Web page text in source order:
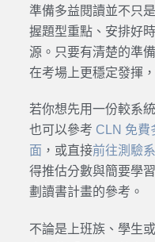
準備多益閱讀並不只
握題型重點、安排好
源。只要有清楚的準
在考場上更穩定發揮
若你想先用一份較系
也可以參考 CLN 免費
面 ，或直接前往測驗
得推估分數與簡要學
劃讀書計畫的參考。
不論是上班族、學生